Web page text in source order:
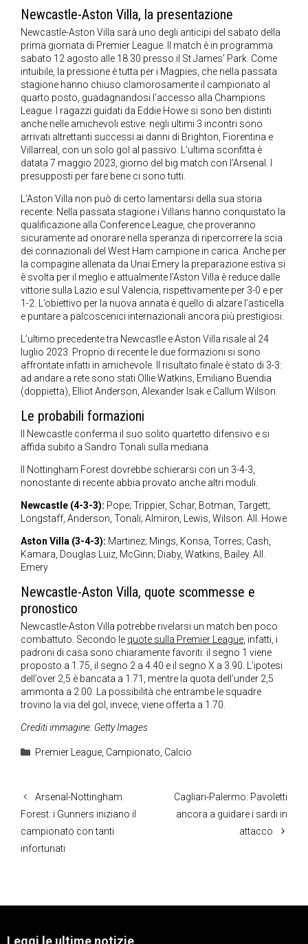
Newcastle-Aston Villa, la presentazione
Newcastle-Aston Villa sarà uno degli anticipi del sabato della
prima giornata di Premier League. Il match è in programma
sabato 12 agosto alle 18.30 presso il St James’ Park. Come
intuibile, la pressione è tutta per i Magpies, che nella passata
stagione hanno chiuso clamorosamente il campionato al
quarto posto, guadagnandosi l’accesso alla Champions
League. I ragazzi guidati da Eddie Howe si sono ben distinti
anche nelle amichevoli estive: negli ultimi 3 incontri sono
arrivati altrettanti successi ai danni di Brighton, Fiorentina e
Villarreal, con un solo gol al passivo. L’ultima sconfitta è
datata 7 maggio 2023, giorno del big match con l’Arsenal. I
presupposti per fare bene ci sono tutti.
L’Aston Villa non può di certo lamentarsi della sua storia
recente. Nella passata stagione i Villans hanno conquistato la
qualificazione alla Conference League, che proveranno
sicuramente ad onorare nella speranza di ripercorrere la scia
dei connazionali del West Ham campione in carica. Anche per
la compagine allenata da Unai Emery la preparazione estiva si
è svolta per il meglio e attualmente l’Aston Villa è reduce dalle
vittorie sulla Lazio e sul Valencia, rispettivamente per 3-0 e per
1-2. L’obiettivo per la nuova annata è quello di alzare l’asticella
e puntare a palcoscenici internazionali ancora più prestigiosi.
L’ultimo precedente tra Newcastle e Aston Villa risale al 24
luglio 2023. Proprio di recente le due formazioni si sono
affrontate infatti in amichevole. Il risultato finale è stato di 3-3:
ad andare a rete sono stati Ollie Watkins, Emiliano Buendia
(doppietta), Elliot Anderson, Alexander Isak e Callum Wilson.
Le probabili formazioni
Il Newcastle conferma il suo solito quartetto difensivo e si
affida subito a Sandro Tonali sulla mediana.
Il Nottingham Forest dovrebbe schierarsi con un 3-4-3,
nonostante di recente abbia provato anche altri moduli.
Newcastle (4-3-3): Pope; Trippier, Schar, Botman, Targett;
Longstaff, Anderson, Tonali; Almiron, Lewis, Wilson. All. Howe
Aston Villa (3-4-3): Martinez; Mings, Konsa, Torres; Cash,
Kamara, Douglas Luiz, McGinn; Diaby, Watkins, Bailey. All.
Emery
Newcastle-Aston Villa, quote scommesse e
pronostico
Newcastle-Aston Villa potrebbe rivelarsi un match ben poco
combattuto. Secondo le quote sulla Premier League, infatti, i
padroni di casa sono chiaramente favoriti: il segno 1 viene
proposto a 1.75, il segno 2 a 4.40 e il segno X a 3.90. L’ipotesi
dell’over 2,5 è bancata a 1.71, mentre la quota dell’under 2,5
ammonta a 2.00. La possibilità che entrambe le squadre
trovino la via del gol, invece, viene offerta a 1.70.
Crediti immagine: Getty Images
Categorie
Premier League, Campionato, Calcio
Arsenal-Nottingham
Forest: i Gunners iniziano il
campionato con tanti
infortunati
Cagliari-Palermo: Pavoletti
ancora a guidare i sardi in
attacco